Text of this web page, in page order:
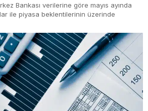
Bankası verilerine göre mayıs ayında
ile piyasa beklentilerinin üzerinde